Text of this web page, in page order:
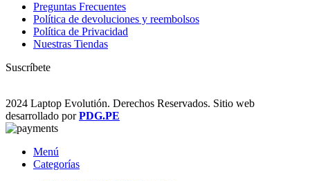
Preguntas Frecuentes
Política de devoluciones y reembolsos
Política de Privacidad
Nuestras Tiendas
Suscríbete
2024 Laptop Evolutión. Derechos Reservados. Sitio web
desarrollado porPDG.PE
Menú
Categorías